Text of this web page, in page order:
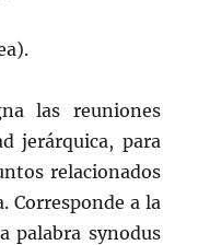
las reuniones
jerárquica, para
relacionados
Corresponde a la
palabra synodus